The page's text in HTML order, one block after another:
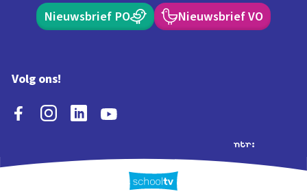
Nieuwsbrief PO Nieuwsbrief VO
Volg ons!